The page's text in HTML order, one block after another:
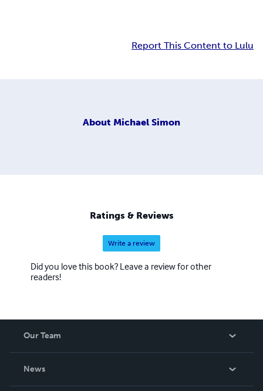
Report This Content to Lulu
About Michael Simon
Ratings & Reviews
Write a review
Did you love this book? Leave a review for other
readers!
Our Team
News